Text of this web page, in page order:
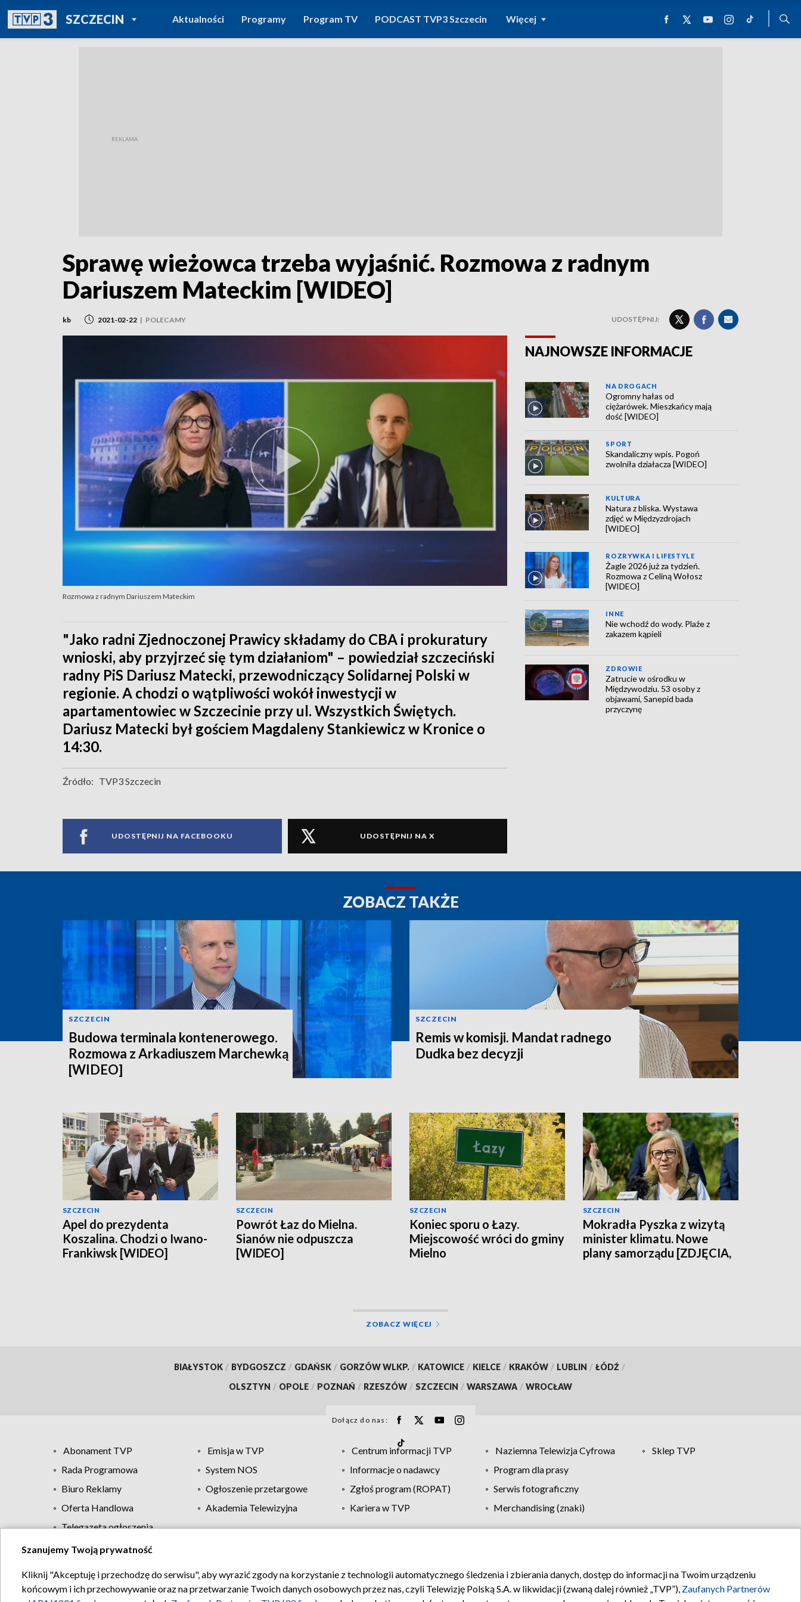
SZCZECINPOWRÓT DO
TVP REGIONY
Aktualności Programy Program TV PODCAST TVP3 Szczecin Więcej
Sprawę wieżowca trzeba wyjaśnić. Rozmowa z radnym
Dariuszem Mateckim [WIDEO]
kb 2021-02-22 | POLECAMY UDOSTĘPNIJ:
Rozmowa z radnym Dariuszem Mateckim
"Jako radni Zjednoczonej Prawicy składamy do CBA i prokuratury
wnioski, aby przyjrzeć się tym działaniom" – powiedział szczeciński
radny PiS Dariusz Matecki, przewodniczący Solidarnej Polski w
regionie. A chodzi o wątpliwości wokół inwestycji w
apartamentowiec w Szczecinie przy ul. Wszystkich Świętych.
Dariusz Matecki był gościem Magdaleny Stankiewicz w Kronice o
14:30.
Źródło: TVP3 Szczecin
UDOSTĘPNIJ NA FACEBOOKU UDOSTĘPNIJ NA X
NAJNOWSZE INFORMACJE
NA DROGACH
Ogromny hałas od
ciężarówek. Mieszkańcy mają
dość [WIDEO]
SPORT
Skandaliczny wpis. Pogoń
zwolniła działacza [WIDEO]
KULTURA
Natura z bliska. Wystawa
zdjęć w Międzyzdrojach
[WIDEO]
ROZRYWKA I LIFESTYLE
Żagle 2026 już za tydzień.
Rozmowa z Celiną Wołosz
[WIDEO]
INNE
Nie wchodź do wody. Plaże z
zakazem kąpieli
ZDROWIE
Zatrucie w ośrodku w
Międzywodziu. 53 osoby z
objawami, Sanepid bada
przyczynę
ZOBACZ TAKŻE
SZCZECIN
Budowa terminala kontenerowego.
Rozmowa z Arkadiuszem Marchewką
[WIDEO]
SZCZECIN
Remis w komisji. Mandat radnego
Dudka bez decyzji
SZCZECIN
Apel do prezydenta
Koszalina. Chodzi o Iwano-
Frankiwsk [WIDEO]
SZCZECIN
Powrót Łaz do Mielna.
Sianów nie odpuszcza
[WIDEO]
SZCZECIN
Koniec sporu o Łazy.
Miejscowość wróci do gminy
Mielno
SZCZECIN
Mokradła Pyszka z wizytą
minister klimatu. Nowe
plany samorządu [ZDJĘCIA,
ZOBACZ WIĘCEJ
BIAŁYSTOK / BYDGOSZCZ / GDAŃSK / GORZÓW WLKP. / KATOWICE / KIELCE / KRAKÓW / LUBLIN / ŁÓDŹ /
OLSZTYN / OPOLE / POZNAŃ / RZESZÓW / SZCZECIN / WARSZAWA / WROCŁAW
Dołącz do nas:
Abonament TVP Emisja w TVP Centrum informacji TVP Naziemna Telewizja Cyfrowa
Sklep TVP
Rada Programowa
System NOS Informacje o nadawcy
Program dla prasy
Biuro Reklamy
Ogłoszenie przetargowe Zgłoś program (ROPAT)
Serwis fotograficzny
Oferta Handlowa
Akademia Telewizyjna Kariera w TVP
Merchandising (znaki)
Telegazeta ogłoszenia
Regulamin TVP Polityka prywatności Moje zgody Pomoc Biuro reklamy Kontakt
Szanujemy Twoją prywatność
Kliknij "Akceptuję i przechodzę do serwisu", aby wyrazić zgody na korzystanie z technologii automatycznego śledzenia i zbierania danych, dostęp do informacji na Twoim urządzeniu
końcowym i ich przechowywanie oraz na przetwarzanie Twoich danych osobowych przez nas, czyli Telewizję Polską S.A. w likwidacji (zwaną dalej również „TVP”), Zaufanych Partnerów